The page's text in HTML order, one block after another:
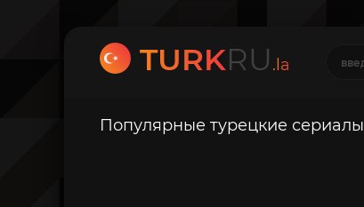
TURKRU .la
Популярные турецкие сериалы